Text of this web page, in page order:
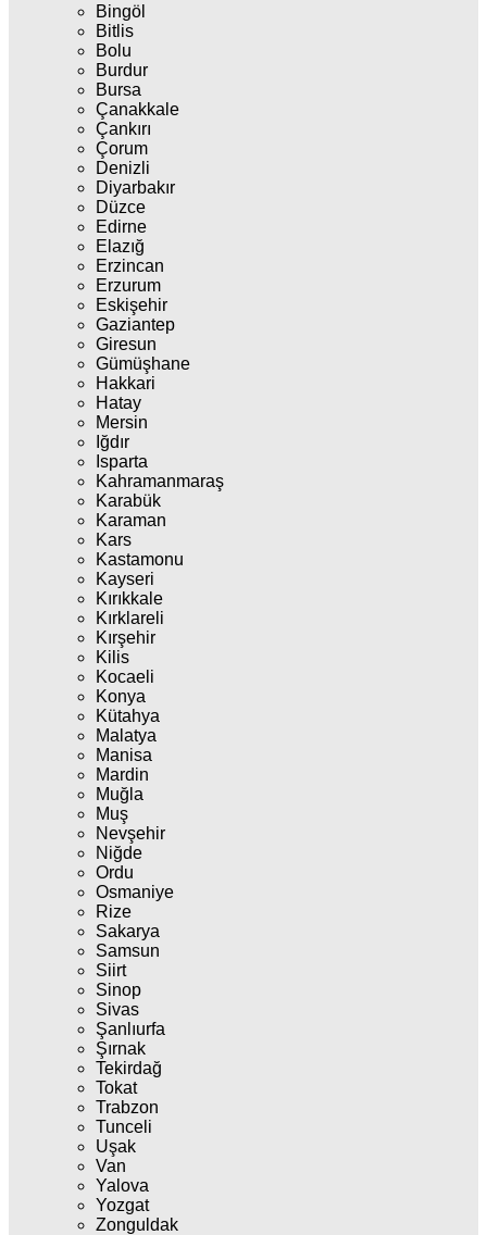
Bingöl
Bitlis
Bolu
Burdur
Bursa
Çanakkale
Çankırı
Çorum
Denizli
Diyarbakır
Düzce
Edirne
Elazığ
Erzincan
Erzurum
Eskişehir
Gaziantep
Giresun
Gümüşhane
Hakkari
Hatay
Mersin
Iğdır
Isparta
Kahramanmaraş
Karabük
Karaman
Kars
Kastamonu
Kayseri
Kırıkkale
Kırklareli
Kırşehir
Kilis
Kocaeli
Konya
Kütahya
Malatya
Manisa
Mardin
Muğla
Muş
Nevşehir
Niğde
Ordu
Osmaniye
Rize
Sakarya
Samsun
Siirt
Sinop
Sivas
Şanlıurfa
Şırnak
Tekirdağ
Tokat
Trabzon
Tunceli
Uşak
Van
Yalova
Yozgat
Zonguldak